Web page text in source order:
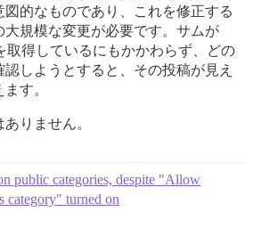
的なものであり、これを修正する
大規模な変更が必要です。サムが
取得しているにもかかわらず、どの
しようとすると、その投稿が見え
す。
りません。
public categories, despite "Allow
category" turned on